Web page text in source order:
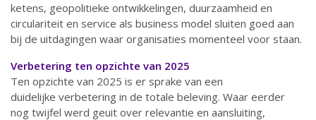
ketens, geopolitieke ontwikkelingen, duurzaamheid en
circulariteit en service als business model sluiten goed aan
bij de uitdagingen waar organisaties momenteel voor staan.
Verbetering ten opzichte van 2025
Ten opzichte van 2025 is er sprake van een
duidelijke verbetering in de totale beleving. Waar eerder
nog twijfel werd geuit over relevantie en aansluiting,